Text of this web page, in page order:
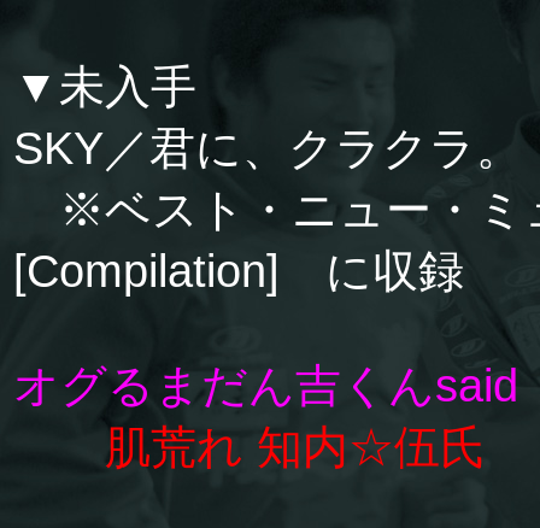
▼未入手
SKY／君に、クラクラ。
※ベスト・ニュー・ミ
[Compilation] に収録
オグるまだん吉くんsaid
肌荒れ 知内☆伍氏